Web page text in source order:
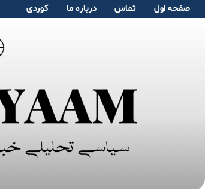
صفحە اول تماس دربارە ما کوردی